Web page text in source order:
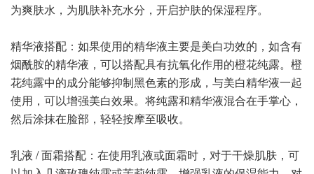
为爽肤水，为肌肤补充水分，开启护肤的保湿程序。
精华液搭配：如果使用的精华液主要是美白功效的，如含有
烟酰胺的精华液，可以搭配具有抗氧化作用的橙花纯露。橙
花纯露中的成分能够抑制黑色素的形成，与美白精华液一起
使用，可以增强美白效果。将纯露和精华液混合在手掌心，
然后涂抹在脸部，轻轻按摩至吸收。
乳液 / 面霜搭配：在使用乳液或面霜时，对于干燥肌肤，可